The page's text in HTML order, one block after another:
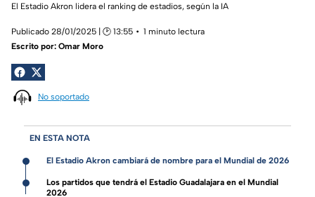
El Estadio Akron lidera el ranking de estadios, según la IA
Publicado 28/01/2025 | 🕑 13:55
1 minuto lectura
Escrito por: Omar Moro
No soportado
EN ESTA NOTA
El Estadio Akron cambiará de nombre para el Mundial de 2026
Los partidos que tendrá el Estadio Guadalajara en el Mundial
2026